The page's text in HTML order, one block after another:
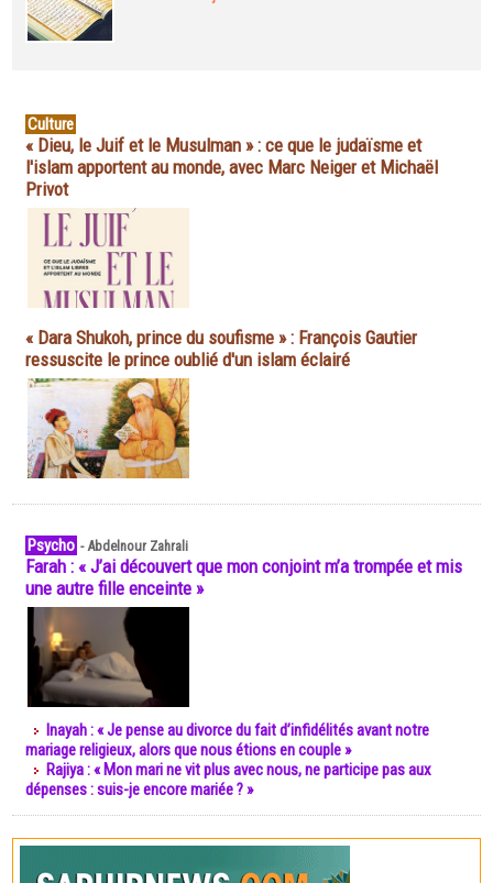
Culture
« Dieu, le Juif et le Musulman » : ce que le judaïsme et
l'islam apportent au monde, avec Marc Neiger et Michaël
Privot
« Dara Shukoh, prince du soufisme » : François Gautier
ressuscite le prince oublié d'un islam éclairé
Psycho -Abdelnour Zahrali
Farah : « J’ai découvert que mon conjoint m’a trompée et mis
une autre fille enceinte »
Inayah : « Je pense au divorce du fait d’infidélités avant notre
mariage religieux, alors que nous étions en couple »
Rajiya : « Mon mari ne vit plus avec nous, ne participe pas aux
dépenses : suis-je encore mariée ? »